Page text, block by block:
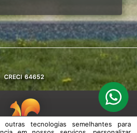
CRECI 64652
tecnologias semelhantes para